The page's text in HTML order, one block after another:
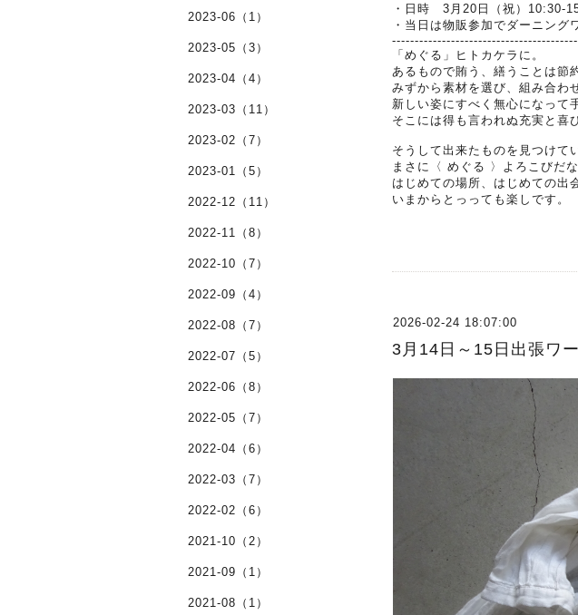
・日時 3月20日（祝）10:30-
・当日は物販参加でダーニング
「めぐる」ヒトカケラに。
あるもので賄う、繕うことは節
みずから素材を選び、組み合わ
新しい姿にすべく無心になって
そこには得も言われぬ充実と喜
そうして出来たものを見つけて
まさに〈 めぐる 〉よろこびだ
はじめての場所、はじめての出
いまからとっっても楽しです。
2026-02-24 18:07:00
3月14日～15日出張ワ
2023-06（1）
2023-05（3）
2023-04（4）
2023-03（11）
2023-02（7）
2023-01（5）
2022-12（11）
2022-11（8）
2022-10（7）
2022-09（4）
2022-08（7）
2022-07（5）
2022-06（8）
2022-05（7）
2022-04（6）
2022-03（7）
2022-02（6）
2021-10（2）
2021-09（1）
2021-08（1）